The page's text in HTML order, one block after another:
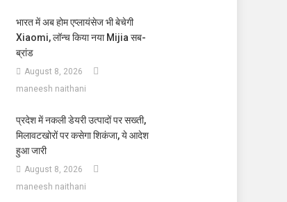
भारत में अब होम एप्लायंसेज भी बेचेगी
Xiaomi, लॉन्च किया नया Mijia सब-
ब्रांड
August 8, 2026
maneesh naithani
प्रदेश में नकली डेयरी उत्पादों पर सख्ती,
मिलावटखोरों पर कसेगा शिकंजा, ये आदेश
हुआ जारी
August 8, 2026
maneesh naithani